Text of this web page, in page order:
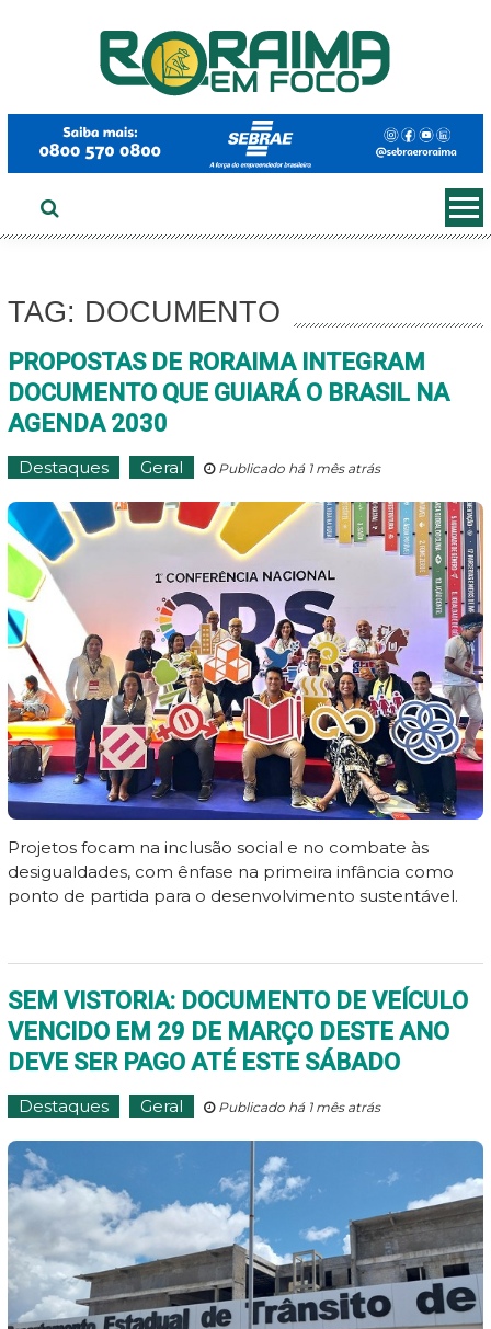
TAG: DOCUMENTO
PROPOSTAS DE RORAIMA INTEGRAM
DOCUMENTO QUE GUIARÁ O BRASIL NA
AGENDA 2030
Destaques Geral Publicado há 1 mês atrás
Projetos focam na inclusão social e no combate às
desigualdades, com ênfase na primeira infância como
ponto de partida para o desenvolvimento sustentável.
SEM VISTORIA: DOCUMENTO DE VEÍCULO
VENCIDO EM 29 DE MARÇO DESTE ANO
DEVE SER PAGO ATÉ ESTE SÁBADO
Destaques Geral Publicado há 1 mês atrás